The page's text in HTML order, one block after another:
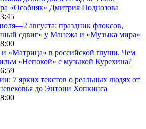
«Особняк» Дмитрия Поднозова
августа: праздник флоксов,
сдвиг» у Манежа и «Музыка мира»
«Матрица» в российской глуши. Чем
«Непокой» с музыкой Курехина?
7 ярких текстов о реальных людях от
до Энтони Хопкинса